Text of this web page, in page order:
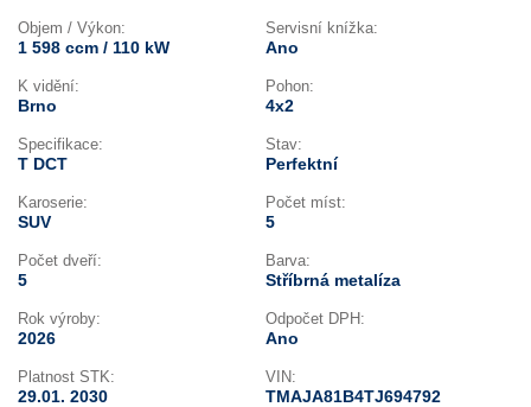
Objem / Výkon:
1 598 ccm / 110 kW
Servisní knížka:
Ano
K vidění:
Brno
Pohon:
4x2
Specifikace:
T DCT
Stav:
Perfektní
Karoserie:
SUV
Počet míst:
5
Počet dveří:
5
Barva:
Stříbrná metalíza
Rok výroby:
2026
Odpočet DPH:
Ano
Platnost STK:
29.01. 2030
VIN:
TMAJA81B4TJ694792